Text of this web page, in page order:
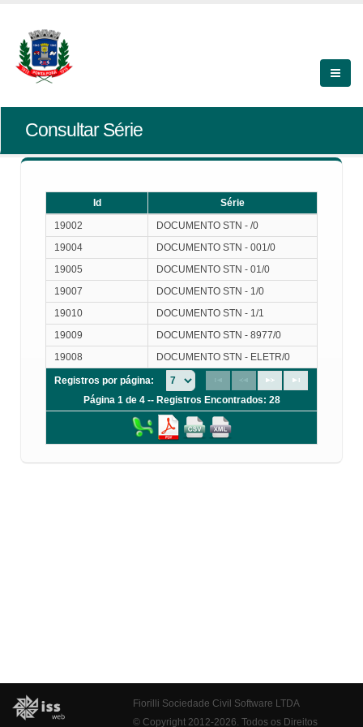
Consultar Série
Id
Série
Série
19002
DOCUMENTO STN - /0
19004
DOCUMENTO STN - 001/0
19005
DOCUMENTO STN - 01/0
19007
DOCUMENTO STN - 1/0
19010
DOCUMENTO STN - 1/1
19009
DOCUMENTO STN - 8977/0
19008
DOCUMENTO STN - ELETR/0
Registros por página:
Página 1 de 4 -- Registros Encontrados: 28
Fiorilli Sociedade Civil Software LTDA
© Copyright 2012-2026. Todos os Direitos